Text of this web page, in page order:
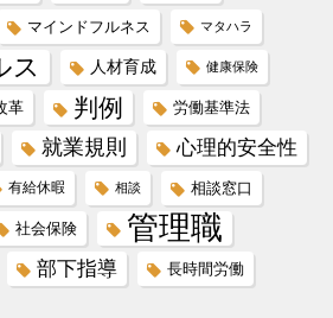
マインドフルネス マタハラ
ス 人材育成 健康保険
革 判例 労働基準法
就業規則 心理的安全性
有給休暇 相談 相談窓口
社会保険 管理職
部下指導 長時間労働